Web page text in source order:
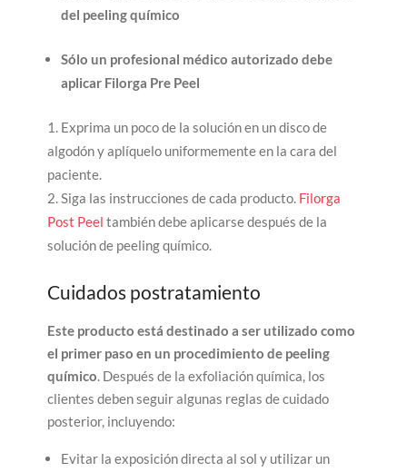
del peeling químico
Sólo un profesional médico autorizado debe
aplicar Filorga Pre Peel
Exprima un poco de la solución en un disco de
algodón y aplíquelo uniformemente en la cara del
paciente.
Siga las instrucciones de cada producto. Filorga
Post Peel también debe aplicarse después de la
solución de peeling químico.
Cuidados postratamiento
Este producto está destinado a ser utilizado como
el primer paso en un procedimiento de peeling
químico. Después de la exfoliación química, los
clientes deben seguir algunas reglas de cuidado
posterior, incluyendo:
Evitar la exposición directa al sol y utilizar un